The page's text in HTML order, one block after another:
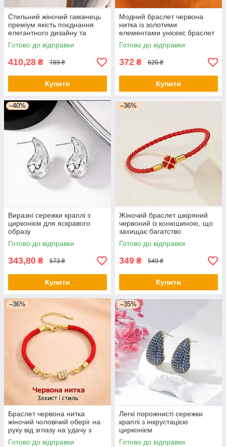
Стильний жіночий гаманець
преміум якість поєднання
елегантного дизайну та
функціональності
Готово до відправки
410,28 ₴ 789 ₴
Купити
Модний браслет червона
нитка із золотими
елементами унісекс браслет
на удачу та захист
Готово до відправки
372 ₴ 620 ₴
Купити
–40%
Виразні сережки краплі з
цирконієм для яскравого
образу
Готово до відправки
343,80 ₴ 573 ₴
Купити
–36%
Жіночий браслет шкіряний
червоний із конюшиною, що
захищає багатство
Готово до відправки
349 ₴ 549 ₴
Купити
–36%
Браслет червона нитка
жіночий чоловічий оберіг на
руку від зглазу на удачу з
камінням стильний аксесуар
Готово до відправки
–35%
Легкі порожнисті сережки
краплі з інкрустацією
цирконієм
Готово до відправки